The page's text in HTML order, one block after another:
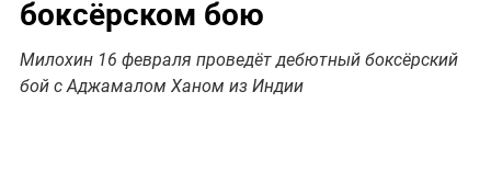
боксёрском бою
Милохин 16 февраля проведёт дебютный боксёрский
бой с Аджамалом Ханом из Индии